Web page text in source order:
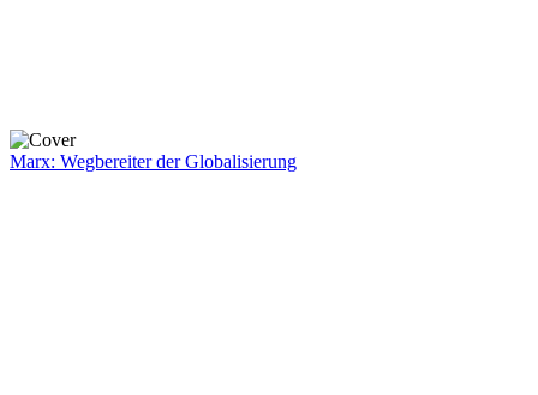
Marx: Wegbereiter der Globalisierung